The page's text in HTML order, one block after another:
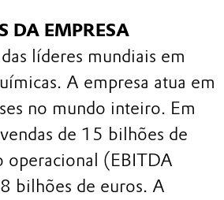
DA EMPRESA
líderes mundiais em
A empresa atua em
no mundo inteiro. Em
de 15 bilhões de
operacional (EBITDA
bilhões de euros. A